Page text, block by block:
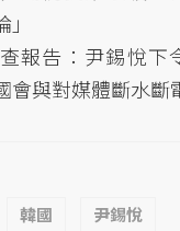
報告：尹錫悅下
會與對媒體斷水斷
韓國 尹錫悅